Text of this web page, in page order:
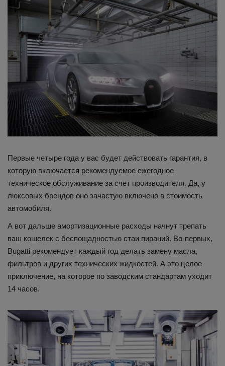
Первые четыре года у вас будет действовать гарантия, в
которую включается рекомендуемое ежегодное
техническое обслуживание за счет производителя. Да, у
люксовых брендов оно зачастую включено в стоимость
автомобиля.
А вот дальше амортизационные расходы начнут трепать
ваш кошелек с беспощадностью стаи пираний. Во-первых,
Bugatti рекомендует каждый год делать замену масла,
фильтров и других технических жидкостей. А это целое
приключение, на которое по заводским стандартам уходит
14 часов.